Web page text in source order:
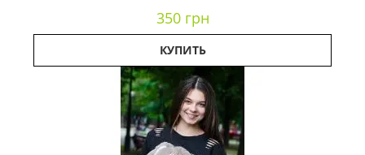
350 грн
КУПИТЬ